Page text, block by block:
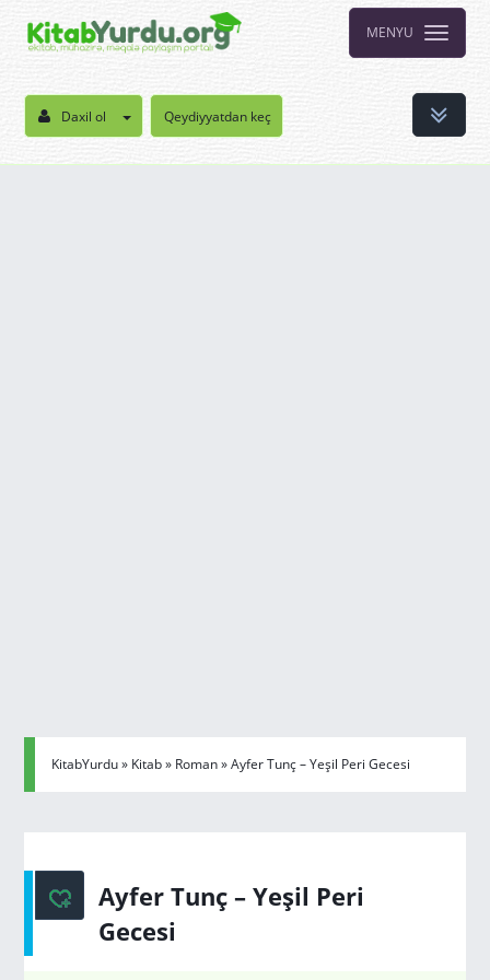
MENYU
Daxil ol Qeydiyyatdan keç
KitabYurdu» Kitab» Roman» Ayfer Tunç – Yeşil Peri Gecesi
Ayfer Tunç – Yeşil Peri
Gecesi